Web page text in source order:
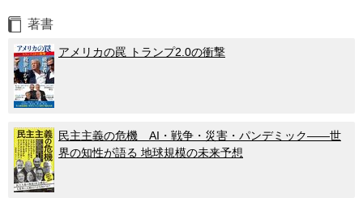
著書
アメリカの罠 トランプ2.0の衝撃
民主主義の危機 AI・戦争・災害・パンデミック――世
界の知性が語る 地球規模の未来予想